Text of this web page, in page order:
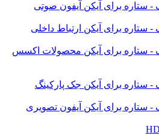
آیفون صوتی
ارتباط داخلی
محصولات اکسس
جک پارکینگ
آیفون تصویری